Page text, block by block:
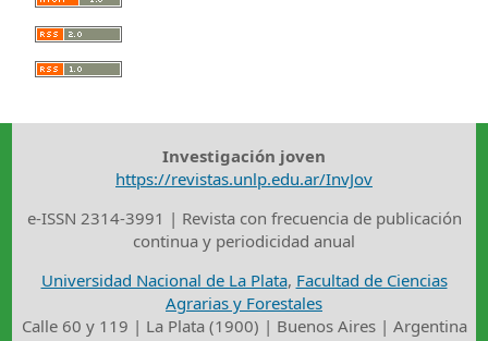
Investigación joven
https://revistas.unlp.edu.ar/InvJov
e-ISSN 2314-3991 | Revista con frecuencia de publicación
continua y periodicidad anual
Universidad Nacional de La Plata, Facultad de Ciencias
Agrarias y Forestales
Calle 60 y 119 | La Plata (1900) | Buenos Aires | Argentina